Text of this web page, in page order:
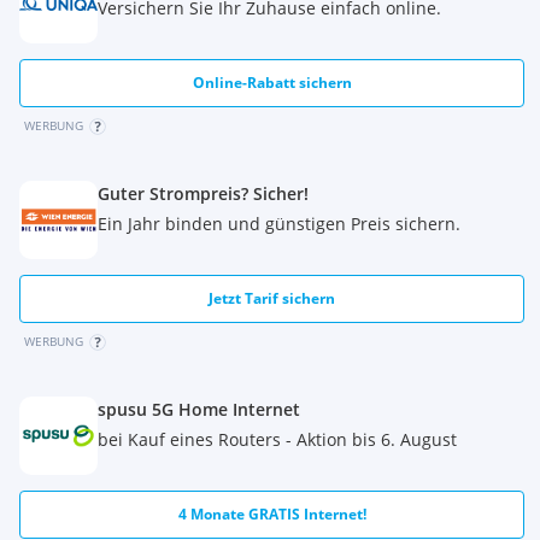
Versichern Sie Ihr Zuhause einfach online.
Online-Rabatt sichern
WERBUNG
Guter Strompreis? Sicher!
Ein Jahr binden und günstigen Preis sichern.
Jetzt Tarif sichern
WERBUNG
spusu 5G Home Internet
bei Kauf eines Routers - Aktion bis 6. August
4 Monate GRATIS Internet!